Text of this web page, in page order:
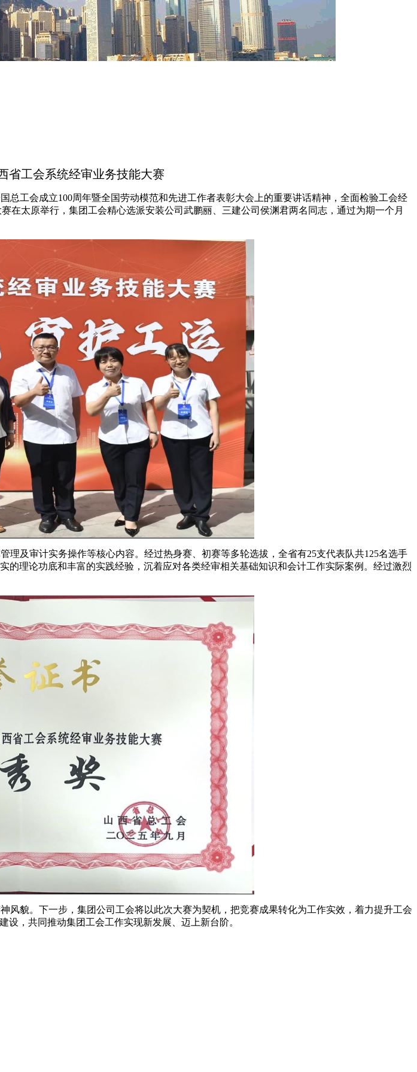
工会系统经审业务技能大赛
工会成立100周年暨全国劳动模范和先进工作者表彰大会上的重要讲话精神，全面检验工会经
在太原举行，集团工会精心选派安装公司武鹏丽、三建公司侯渊君两名同志，通过为期一个月
及审计实务操作等核心内容。经过热身赛、初赛等多轮选拔，全省有25支代表队共125名选手
理论功底和丰富的实践经验，沉着应对各类经审相关基础知识和会计工作实际案例。经过激烈
貌。下一步，集团公司工会将以此次大赛为契机，把竞赛成果转化为工作实效，着力提升工会
，共同推动集团工会工作实现新发展、迈上新台阶。